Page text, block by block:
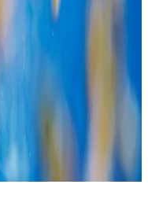
prüfen.
Monitor mit
Zeitfenster für
Wetter